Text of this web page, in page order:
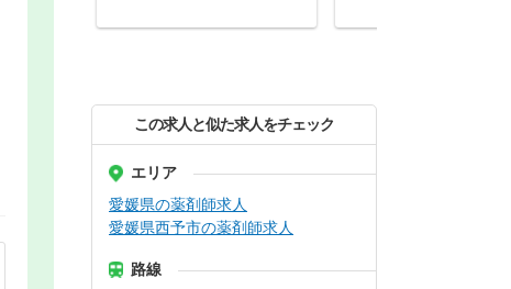
この求人と似た求人をチェック
エリア
愛媛県の薬剤師求人
愛媛県西予市の薬剤師求人
路線